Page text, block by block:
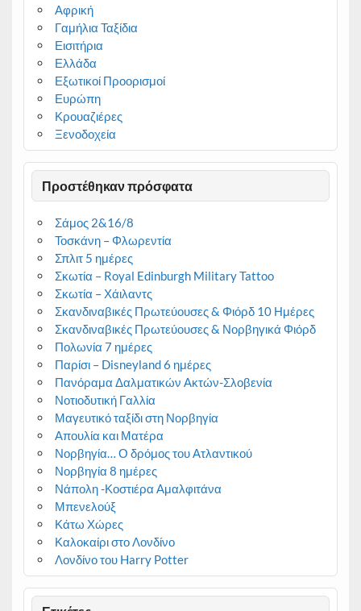
Αφρική
Γαμήλια Ταξίδια
Εισιτήρια
Ελλάδα
Εξωτικοί Προορισμοί
Ευρώπη
Κρουαζιέρες
Ξενοδοχεία
Προστέθηκαν πρόσφατα
Σάμος 2&16/8
Τοσκάνη – Φλωρεντία
Σπλιτ 5 ημέρες
Σκωτία – Royal Edinburgh Military Tattoo
Σκωτία – Χάιλαντς
Σκανδιναβικές Πρωτεύουσες & Φιόρδ 10 Ημέρες
Σκανδιναβικές Πρωτεύουσες & Νορβηγικά Φιόρδ
Πολωνία 7 ημέρες
Παρίσι – Disneyland 6 ημέρες
Πανόραμα Δαλματικών Ακτών-Σλοβενία
Νοτιοδυτική Γαλλία
Μαγευτικό ταξίδι στη Νορβηγία
Απουλία και Ματέρα
Νορβηγία… Ο δρόμος του Ατλαντικού
Νορβηγία 8 ημέρες
Νάπολη -Κοστιέρα Αμαλφιτάνα
Μπενελούξ
Κάτω Χώρες
Καλοκαίρι στο Λονδίνο
Λονδίνο του Harry Potter